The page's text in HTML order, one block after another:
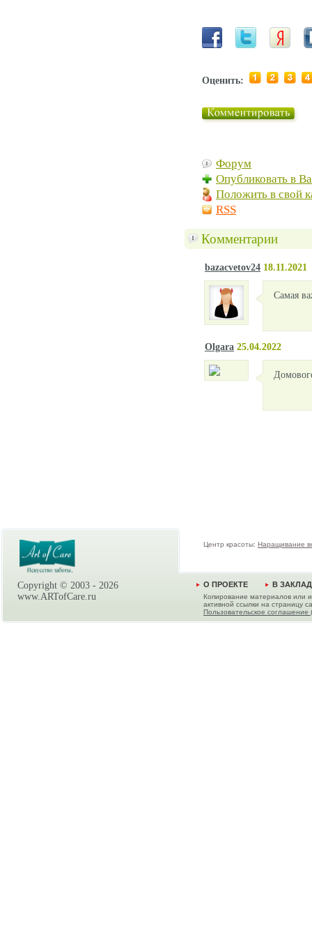
Оценить:
Форум
Опубликовать в
Положить в свой
RSS
Комментарии
bazacvetov24 18.11.2021
Самая
Olgara 25.04.2022
Copyright © 2003 - 2026
www.ARTofCare.ru
Центр красоты: Наращивание
О ПРОЕКТЕ В
Копирование материалов или
активной ссылки на страницу
Пользовательское